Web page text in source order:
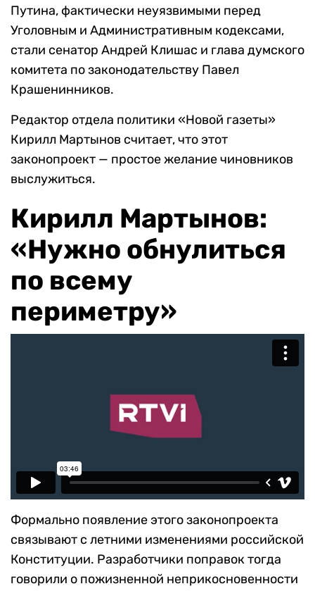
Путина, фактически неуязвимыми перед
Уголовным и Административным кодексами,
стали сенатор Андрей Клишас и глава думского
комитета по законодательству Павел
Крашенинников.
Редактор отдела политики «Новой газеты»
Кирилл Мартынов считает, что этот
законопроект — простое желание чиновников
выслужиться.
Кирилл Мартынов:
«Нужно обнулиться
по всему
периметру»
Формально появление этого законопроекта
связывают с летними изменениями российской
Конституции. Разработчики поправок тогда
говорили о пожизненной неприкосновенности